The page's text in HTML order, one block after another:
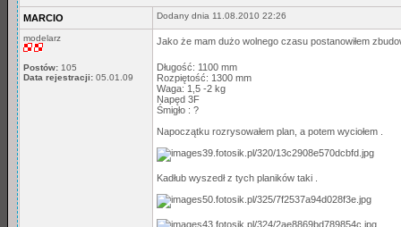
MARCIO Dodany dnia 11.08.2010 22:26
modelarz
Postów: 105
Data rejestracji: 05.01.09
Jako że mam dużo wolnego czasu postanowiłem
Długość: 1100 mm
Rozpiętość: 1300 mm
Waga: 1,5 -2 kg
Napęd 3F
Śmigło : ?
Napoczątku rozrysowałem plan, a potem wyciołem .
Kadłub wyszedł z tych planików taki .